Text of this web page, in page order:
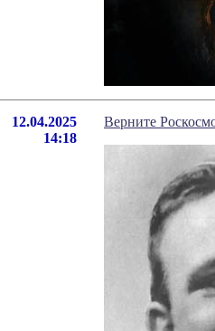
12.04.2025
14:18
Верните